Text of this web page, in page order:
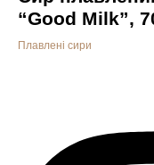
“Good Milk”,
Плавлені сири